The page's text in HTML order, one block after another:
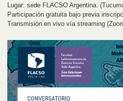
Lugar: sede FLACSO Argentina.
Participación gratuita bajo previa
Transmisión en vivo vía streaming